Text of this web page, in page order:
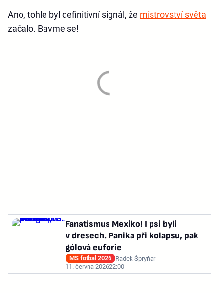
Ano, tohle byl definitivní signál, že mistrovství světa
začalo. Bavme se!
Fanatismus Mexiko! I psi byli
v dresech. Panika při kolapsu, pak
gólová euforie
MS fotbal 2026 Radek Špryňar
11. června 202622:00